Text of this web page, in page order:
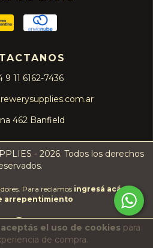
aceptás el uso de cookiespara
de compra.
9 11 6162-7436
462 Banfield
- 2026. Todos los derechos
Para reclamos ingresá acá. /
arrepentimiento